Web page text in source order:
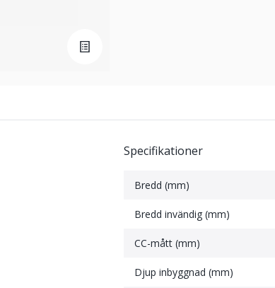
Specifikationer
Bredd (mm)
Bredd invändig (mm)
CC-mått (mm)
Djup inbyggnad (mm)